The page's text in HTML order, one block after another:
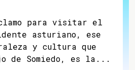
para visitar el
asturiano, ese
y cultura que
de Somiedo, es la...